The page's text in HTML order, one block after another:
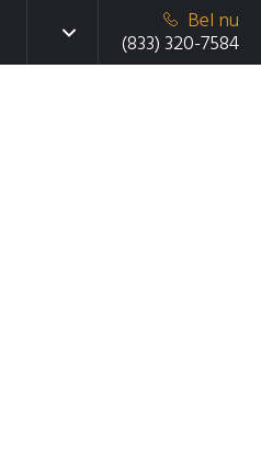
Bel nu
(833) 320-7584